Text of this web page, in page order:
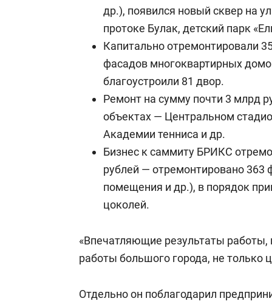
др.), появился новый сквер на
протоке Булак, детский парк
Капитально отремонтировали
фасадов многоквартирных
благоустроили 81 двор.
Ремонт на сумму почти 3 млрд
объектах — Центральном
Академии тенниса и др.
Бизнес к саммиту БРИКС
рублей — отремонтировано
помещения и др.), в порядок
цоколей.
«Впечатляющие результаты работы,
работы большого города, не
Отдельно он поблагодарил